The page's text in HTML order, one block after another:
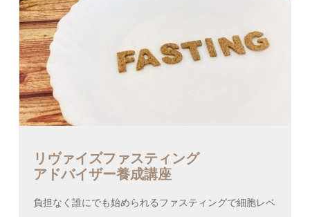
リヴァイズファスティング
アドバイザー養成講座
負担なく誰にでも始められるファスティングで細胞レベ